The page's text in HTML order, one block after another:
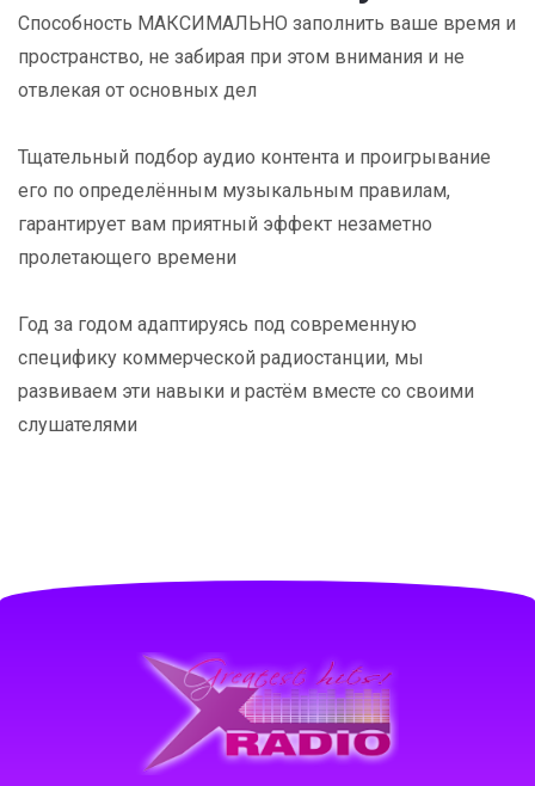
Способность МАКСИМАЛЬНО заполнить ваше время и
пространство, не забирая при этом внимания и не
отвлекая от основных дел
Тщательный подбор аудио контента и проигрывание
его по определённым музыкальным правилам,
гарантирует вам приятный эффект незаметно
пролетающего времени
Год за годом адаптируясь под современную
специфику коммерческой радиостанции, мы
развиваем эти навыки и растём вместе со своими
слушателями